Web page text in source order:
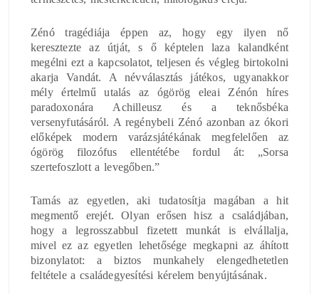
Zénó tragédiája éppen az, hogy egy ilyen nő
keresztezte az útját, s ő képtelen laza kalandként
megélni ezt a kapcsolatot, teljesen és végleg birtokolni
akarja Vandát. A névválasztás játékos, ugyanakkor
mély értelmű utalás az ógörög eleai Zénón híres
paradoxonára Achilleusz és a teknősbéka
versenyfutásáról. A regénybeli Zénó azonban az ókori
előképek modern varázsjátékának megfelelően az
ógörög filozófus ellentétébe fordul át: „Sorsa
szertefoszlott a levegőben.”
Tamás az egyetlen, aki tudatosítja magában a hit
megmentő erejét. Olyan erősen hisz a családjában,
hogy a legrosszabbul fizetett munkát is elvállalja,
mivel ez az egyetlen lehetősége megkapni az áhított
bizonylatot: a biztos munkahely elengedhetetlen
feltétele a családegyesítési kérelem benyújtásának.